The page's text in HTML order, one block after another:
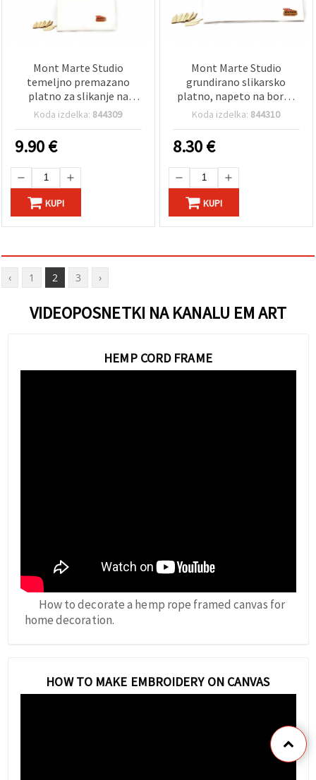
Mont Marte Studio
temeljno premazano
platno za slikanje na
smrekovem klinastem
Koda izdelka: 844309
9.90€
KUPI
Mont Marte Studio
grundirano slikarsko
platno, napeto na borov
okvir S.T. 40x40 cm
Koda izdelka: 844310
8.30€
KUPI
‹ 1 2 3 ›
VIDEOPOSNETKI NA KANALU EM ART
HEMP CORD FRAME
How to decorate a hemp rope framed canvas for
home decoration.
HOW TO MAKE EMBROIDERY ON CANVAS